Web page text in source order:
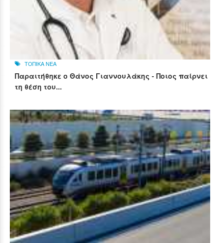
ΤΟΠΙΚΑ ΝΕΑ
Παραιτήθηκε ο Θάνος Γιαννουλάκης - Ποιος παίρνει
τη θέση του...